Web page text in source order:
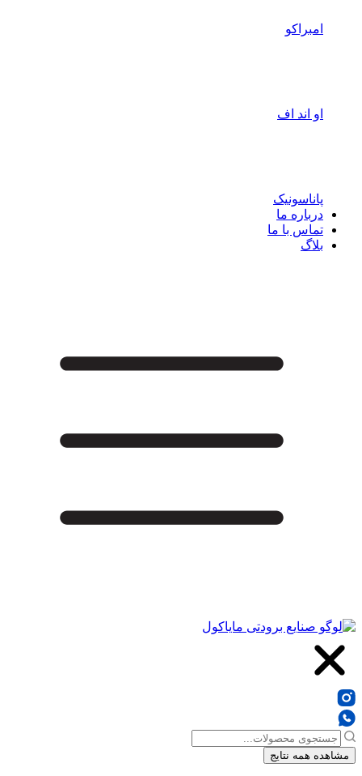
امبراکو
او اند اف
پاناسونیک
درباره ما
تماس با ما
بلاگ
جستجو
...مشاهده همه نتایج